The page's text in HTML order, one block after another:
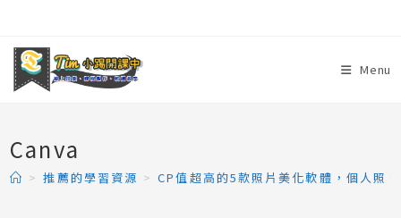
content
Menu
Canva
> 推薦的學習資源 > CP值超高的5款照片美化軟體，個人照